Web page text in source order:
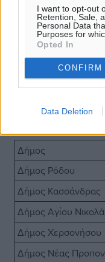
I want to opt-out
Retention, Sale,
Personal Data
Purposes for
Opted In
CONFIRM
Data Deletion
Π.Ε. Άνδρου
Π.Ε. Έβρου
Π.Ε. Ιθάκης
ακτές τους
Δήμος
Δήμος Ρόδου
Δήμος Κασσάνδρας
Δήμος Αγίου
Δήμος Χερσονήσου
Δήμος Νέας